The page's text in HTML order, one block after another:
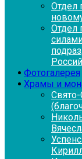
Отдел
Отдел
Фотогалерея
Храмы и